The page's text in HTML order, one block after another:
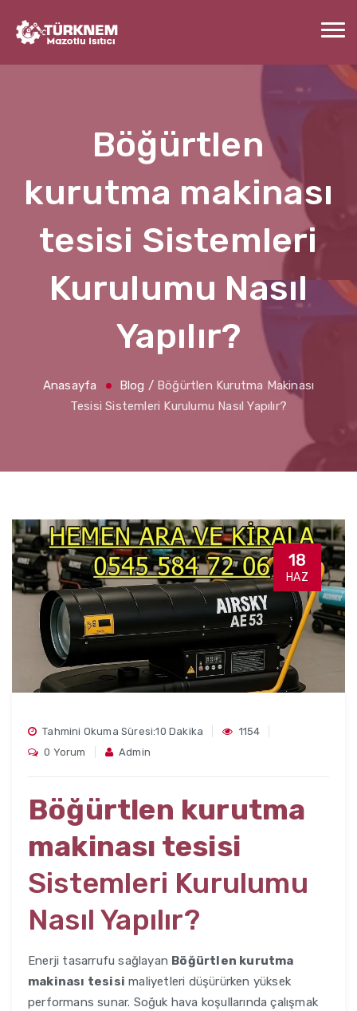
Böğürtlen
kurutma makinası
tesisi Sistemleri
Kurulumu Nasıl
Yapılır?
Anasayfa Blog / Böğürtlen Kurutma Makinası
Tesisi Sistemleri Kurulumu Nasıl Yapılır?
18
HAZ
Tahmini Okuma Süresi:10 Dakika
1154
0 Yorum
Admin
Böğürtlen kurutma
makinası tesisi
Sistemleri Kurulumu
Nasıl Yapılır?
Enerji tasarrufu sağlayan Böğürtlen kurutma
makinası tesisi maliyetleri düşürürken yüksek
performans sunar. Soğuk hava koşullarında çalışmak